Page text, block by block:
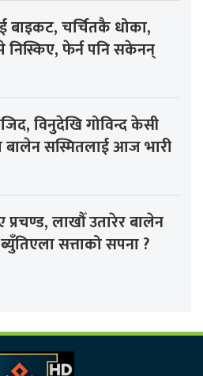
बाइकट, चर्चितकै धोका,
निस्किए, फेर्न पनि सकेनन्
विनुदेखि गोविन्द केसी
सस्मितलाई आज भारी
लाखौँ उतारेर बालेन
सत्ताको सपना ?